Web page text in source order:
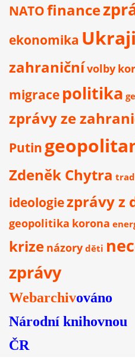
NATOfinance
ekonomika
zahraničnívolby
migrace politika
zprávy ze
Putin
Zdeněk Chytra
ideologiezprávy z
geopolitika korona
krize názory děti
zprávy
Webarchivováno
Národní knihovnou
ČR